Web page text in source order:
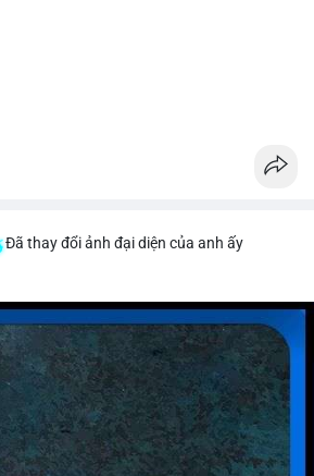
Đã thay đổi ảnh đại diện của anh ấy